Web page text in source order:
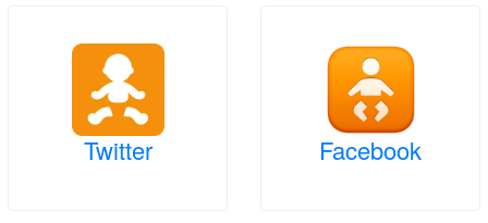
Facebook
Twitter